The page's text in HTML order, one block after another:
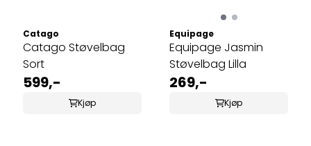
Catago
Catago Støvelbag
Sort
599,-
Kjøp
Equipage
Equipage Jasmin
Støvelbag Lilla
269,-
Kjøp